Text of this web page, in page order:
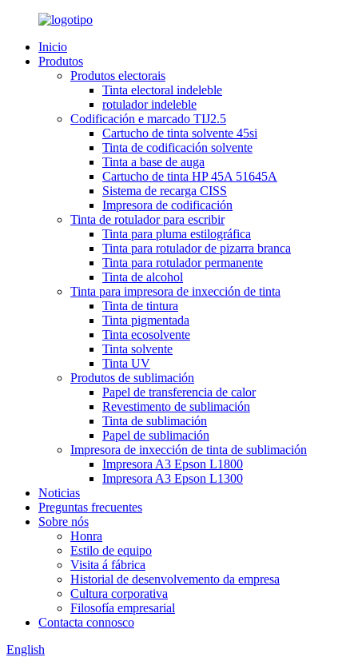
Inicio
Produtos
Produtos electorais
Tinta electoral indeleble
rotulador indeleble
Codificación e marcado TIJ2.5
Cartucho de tinta solvente 45si
Tinta de codificación solvente
Tinta a base de auga
Cartucho de tinta HP 45A 51645A
Sistema de recarga CISS
Impresora de codificación
Tinta de rotulador para escribir
Tinta para pluma estilográfica
Tinta para rotulador de pizarra branca
Tinta para rotulador permanente
Tinta de alcohol
Tinta para impresora de inxección de tinta
Tinta de tintura
Tinta pigmentada
Tinta ecosolvente
Tinta solvente
Tinta UV
Produtos de sublimación
Papel de transferencia de calor
Revestimento de sublimación
Tinta de sublimación
Papel de sublimación
Impresora de inxección de tinta de sublimación
Impresora A3 Epson L1800
Impresora A3 Epson L1300
Noticias
Preguntas frecuentes
Sobre nós
Honra
Estilo de equipo
Visita á fábrica
Historial de desenvolvemento da empresa
Cultura corporativa
Filosofía empresarial
Contacta connosco
English